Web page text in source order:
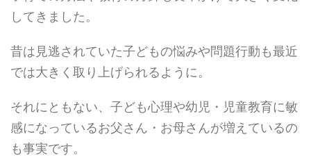
してきました。
昔は見逃されていた子どもの悩みや問題行動も最近
では大きく取り上げられるように。
それにともない、子ども心理や幼児・児童教育に敏
感になっているお父さん・お母さんが増えているの
も事実です。